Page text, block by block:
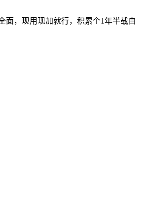
面，现用现加就行，积累个1年半载自